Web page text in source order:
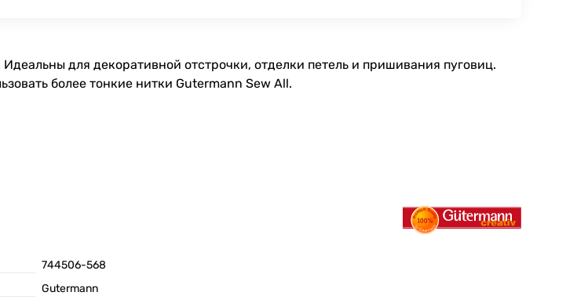
для декоративной отстрочки, отделки петель и пришивания пуговиц.
более тонкие нитки Gutermann Sew All.
744506-568
Gutermann